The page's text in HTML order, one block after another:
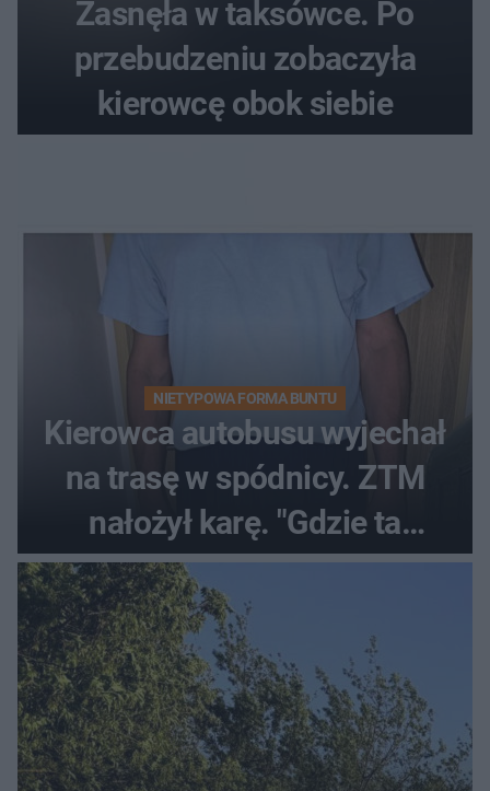
Zasnęła w taksówce. Po
przebudzeniu zobaczyła
kierowcę obok siebie
NIETYPOWA FORMA BUNTU
Kierowca autobusu wyjechał
na trasę w spódnicy. ZTM
nałożył karę. "Gdzie ta
tolerancja?"